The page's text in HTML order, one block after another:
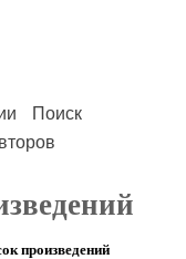
Поиск
произведений